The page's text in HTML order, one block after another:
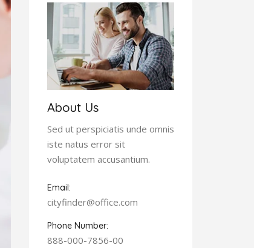
About Us
Sed ut perspiciatis unde omnis
iste natus error sit
voluptatem accusantium.
Email:
cityfinder@office.com
Phone Number:
888-000-7856-00